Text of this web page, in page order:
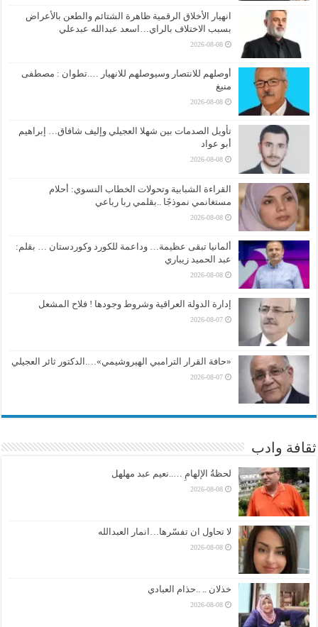
انهيار الأخلاق الرقمية ظاهرة الشتائم والطعن بالأعراض
بسبب الاختلاف بالراي…اسعد عبدالله عبدعلي
2026-08-08
أوصلهم للانتصار وسيوصلهم للانهيار ….تطوان : مصطفى
منيغ
2026-08-08
تأويل الصدمات بين شهلا العجيلي وإليف شافاق… إبراهيم
أبو عواد
2026-08-08
القراءة الشبابية وتحولات الخطاب النسوي: أحلام
مستغانمي نموذجًا ..بقلمي ربا رباعي
2026-08-08
ألمانيا تبقى عظيمة… وداعمة للكورد وكوردستان … بقلم:
عبد الحميد زيباري
2026-08-08
إدارة الدولة العراقية وشروط وجودها ! فلاح المشعل
2026-08-07
«حافة القرار الترامبي الهيروشيمي»….الدكتور ثائر العجيلي
2026-08-07
ثقافة وادب
لحظةُ الإلهامِ …..نعيم عبد مهلهل
2026-08-08
لا تحاول ان تفسّرها…انمار العبدالله
2026-08-08
خذلان .. ..حذام العبادي
2026-08-08